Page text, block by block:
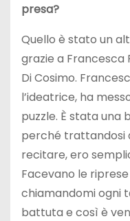
presa?
Quello è stato un
grazie a Francesca
Di Cosimo.
l’ideatrice, ha
puzzle. È stata una
perché trattandosi
recitare, ero
Facevano le
chiamandomi ogni
battuta e così è